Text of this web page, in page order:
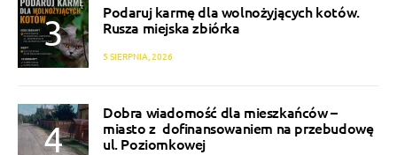
Podaruj karmę dla wolnożyjących kotów.
Rusza miejska zbiórka
5 SIERPNIA, 2026
Dobra wiadomość dla mieszkańców –
miasto z dofinansowaniem na przebudowę
ul. Poziomkowej